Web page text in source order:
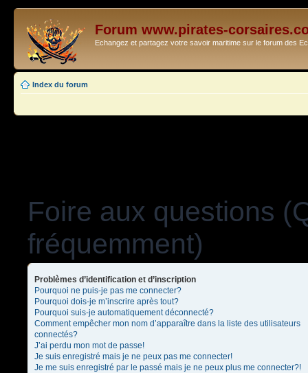
Forum www.pirates-
Echangez et partagez votre savoir maritime sur le forum des
Index du forum
Foire aux questions
fréquemment)
Problèmes d’identification et d’inscription
Pourquoi ne puis-je pas me connecter?
Pourquoi dois-je m’inscrire après tout?
Pourquoi suis-je automatiquement déconnecté?
Comment empêcher mon nom d’apparaître dans la liste des utilisateurs
connectés?
J’ai perdu mon mot de passe!
Je suis enregistré mais je ne peux pas me connecter!
Je me suis enregistré par le passé mais je ne peux plus me connecter?!